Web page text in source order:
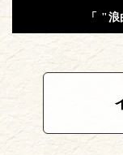
「 "